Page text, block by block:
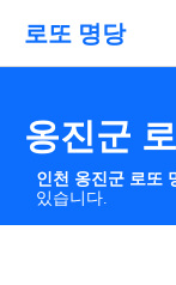
로또 명당
옹진군
인천 옹진군 로또
있습니다.